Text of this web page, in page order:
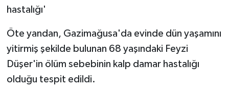
hastalığı'
Öte yandan, Gazimağusa'da evinde dün yaşamını
yitirmiş şekilde bulunan 68 yaşındaki Feyzi
Düşer'in ölüm sebebinin kalp damar hastalığı
olduğu tespit edildi.
TİCARET
YAŞAM